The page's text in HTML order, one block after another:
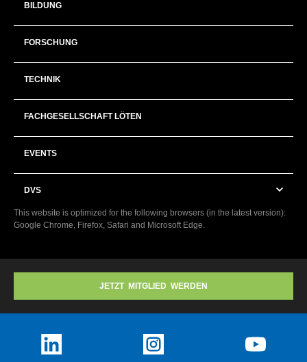
BILDUNG
FORSCHUNG
TECHNIK
FACHGESELLSCHAFT LÖTEN
EVENTS
DVS
This website is optimized for the following browsers (in the latest version):
Google Chrome, Firefox, Safari and Microsoft Edge.
JETZT MITGLIED WERDEN